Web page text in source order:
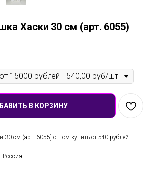
Хаски 30 см (арт. 6055)
В КОРЗИНУ
30 см (арт. 6055) оптом купить от 540 рублей
Россия